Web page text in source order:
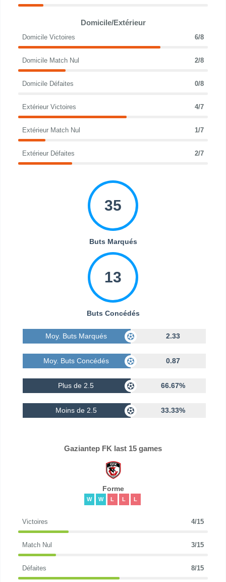
Domicile/Extérieur
Domicile Victoires 6/8
Domicile Match Nul 2/8
Domicile Défaites 0/8
Extérieur Victoires 4/7
Extérieur Match Nul 1/7
Extérieur Défaites 2/7
35
Buts Marqués
13
Buts Concédés
Moy. Buts Marqués 2.33
Moy. Buts Concédés 0.87
Plus de 2.5 66.67%
Moins de 2.5 33.33%
Gaziantep FK last 15 games
Forme
W W L L L
Victoires 4/15
Match Nul 3/15
Défaites 8/15